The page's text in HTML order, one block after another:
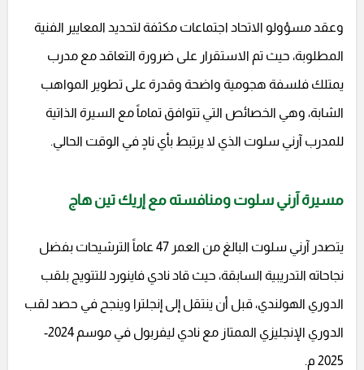
وعقد مسؤولو الاتحاد اجتماعات مكثفة لتحديد المعايير الفنية
المطلوبة، حيث تم الاستقرار على ضرورة التعاقد مع مدرب
يمتلك فلسفة هجومية واضحة وقدرة على تطوير المواهب
الشابة، وهي الخصائص التي تتوافق تماماً مع السيرة الذاتية
للمدرب آرني سلوت الذي لا يرتبط بأي نادٍ في الوقت الحالي.
مسيرة آرني سلوت ومنافسته مع إريك تين هاج
يتصدر آرني سلوت البالغ من العمر 47 عاماً الترشيحات بفضل
نجاحاته التدريبية السابقة، حيث قاد نادي فاينورد للتتويج بلقب
الدوري الهولندي، قبل أن ينتقل إلى إنجلترا وينجح في حصد لقب
الدوري الإنجليزي الممتاز مع نادي ليفربول في موسم 2024-
2025 م.